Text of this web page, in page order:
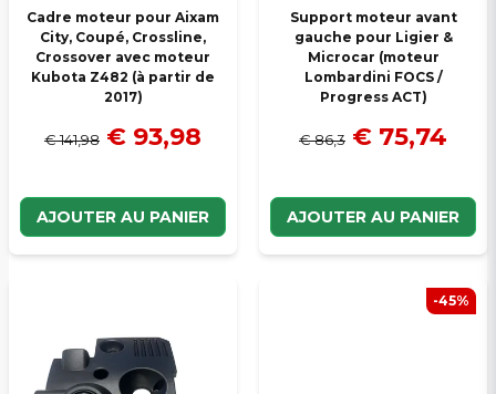
Cadre moteur pour Aixam
City, Coupé, Crossline,
Crossover avec moteur
Kubota Z482 (à partir de
2017)
€ 141,98 € 93,98
AJOUTER AU PANIER
Support moteur avant
gauche pour Ligier &
Microcar (moteur
Lombardini FOCS /
Progress ACT)
€ 86,3 € 75,74
AJOUTER AU PANIER
-45%